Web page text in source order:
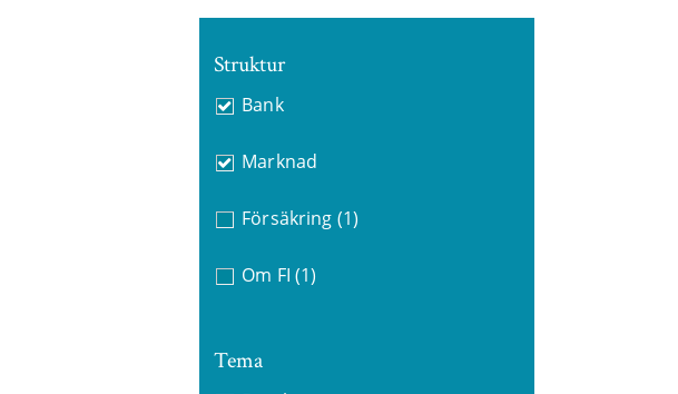
Struktur
Bank
Marknad
Försäkring (1)
Om FI (1)
Tema